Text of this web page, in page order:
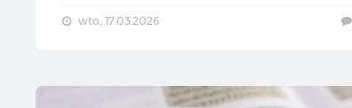
wto., 17.03.2026